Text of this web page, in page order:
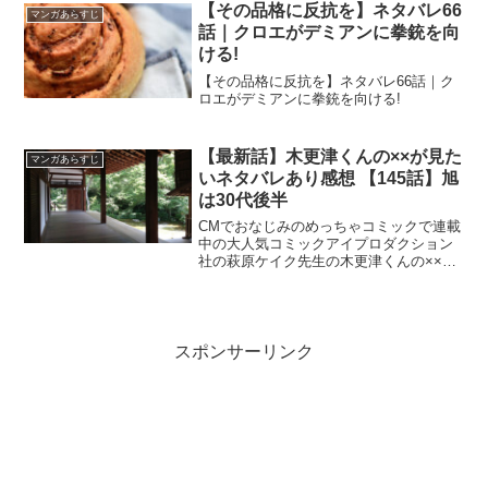
マンガあらすじ
【その品格に反抗を】ネタバレ66
話｜クロエがデミアンに拳銃を向
ける!
【その品格に反抗を】ネタバレ66話｜ク
ロエがデミアンに拳銃を向ける!
マンガあらすじ
【最新話】木更津くんの××が見た
いネタバレあり感想 【145話】旭
は30代後半
CMでおなじみのめっちゃコミックで連載
中の大人気コミックアイプロダクション
社の萩原ケイク先生の木更津くんの××が
スポンサーリンク